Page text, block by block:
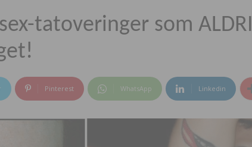
sex-tatoveringer som ALDRI
Pinterest WhatsApp Linkedin